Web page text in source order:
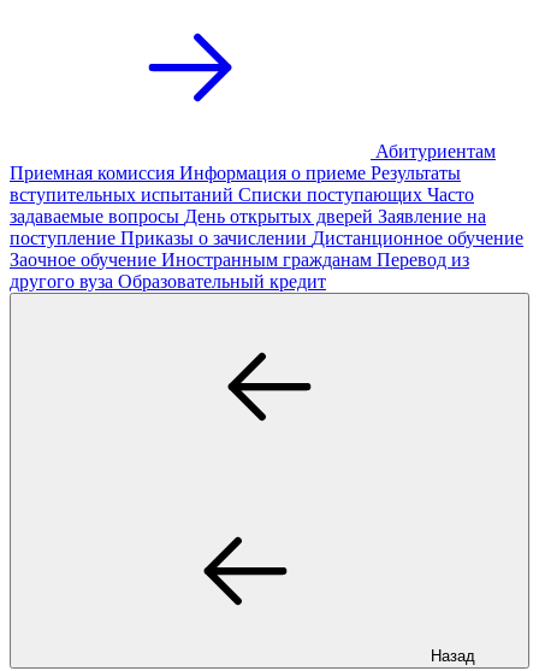
Абитуриентам
Приемная комиссия Информация о приеме Результаты
вступительных испытаний Списки поступающих Часто
задаваемые вопросы День открытых дверей Заявление на
поступление Приказы о зачислении Дистанционное обучение
Заочное обучение Иностранным гражданам Перевод из
другого вуза Образовательный кредит
Назад